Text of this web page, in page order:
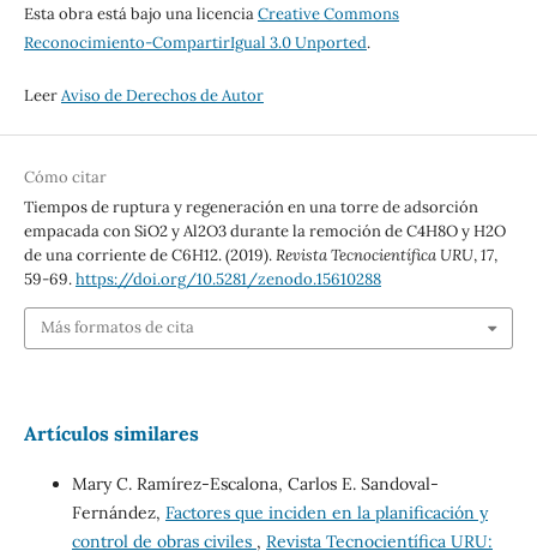
Esta obra está bajo una licenciaCreative Commons
Reconocimiento-CompartirIgual 3.0 Unported.
LeerAviso de Derechos de Autor
Cómo citar
Tiempos de ruptura y regeneración en una torre de adsorción
empacada con SiO2 y Al2O3 durante la remoción de C4H8O y H2O
de una corriente de C6H12. (2019).Revista Tecnocientífica URU,17,
59-69.https://doi.org/10.5281/zenodo.15610288
Más formatos de cita
Artículos similares
Mary C. Ramírez-Escalona, Carlos E. Sandoval-
Fernández, Factores que inciden en la planificación y
control de obras civiles , Revista Tecnocientífica URU: